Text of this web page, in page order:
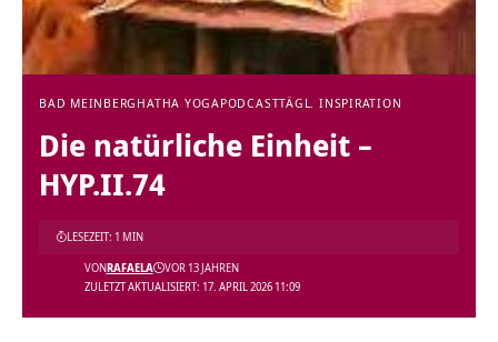
BAD MEINBERG HATHA YOGAPODCASTTÄGL. INSPIRATION
Die natürliche Einheit –
HYP.II.74
ZULETZT AKTUALISIERT: 17. APRIL 2026 11:09
VONRAFAELA VOR 13 JAHREN
LESEZEIT: 1 MIN